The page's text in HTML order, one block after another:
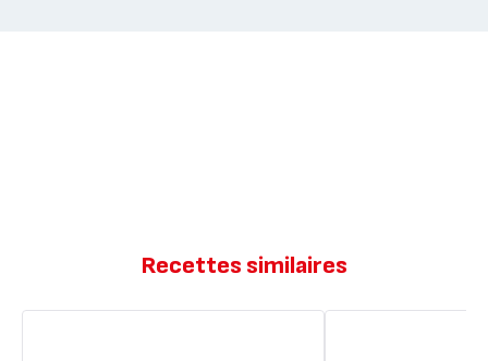
Recettes similaires